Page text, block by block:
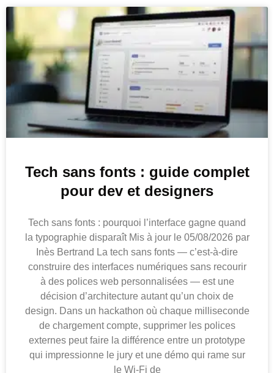
Tech sans fonts : guide complet
pour dev et designers
Tech sans fonts : pourquoi l’interface gagne quand
la typographie disparaît Mis à jour le 05/08/2026 par
Inès Bertrand La tech sans fonts — c’est-à-dire
construire des interfaces numériques sans recourir
à des polices web personnalisées — est une
décision d’architecture autant qu’un choix de
design. Dans un hackathon où chaque milliseconde
de chargement compte, supprimer les polices
externes peut faire la différence entre un prototype
qui impressionne le jury et une démo qui rame sur
le Wi-Fi de